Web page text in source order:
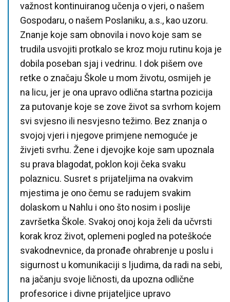
važnost kontinuiranog učenja o vjeri, o našem
Gospodaru, o našem Poslaniku, a.s., kao uzoru.
Znanje koje sam obnovila i novo koje sam se
trudila usvojiti protkalo se kroz moju rutinu koja je
dobila poseban sjaj i vedrinu. I dok pišem ove
retke o značaju Škole u mom životu, osmijeh je
na licu, jer je ona upravo odlična startna pozicija
za putovanje koje se zove život sa svrhom kojem
svi svjesno ili nesvjesno težimo. Bez znanja o
svojoj vjeri i njegove primjene nemoguće je
živjeti svrhu. Žene i djevojke koje sam upoznala
su prava blagodat, poklon koji čeka svaku
polaznicu. Susret s prijateljima na ovakvim
mjestima je ono čemu se radujem svakim
dolaskom u Nahlu i ono što nosim i poslije
završetka Škole. Svakoj onoj koja želi da učvrsti
korak kroz život, oplemeni pogled na poteškoće
svakodnevnice, da pronađe ohrabrenje u poslu i
sigurnost u komunikaciji s ljudima, da radi na sebi,
na jačanju svoje ličnosti, da upozna odlične
profesorice i divne prijateljice upravo